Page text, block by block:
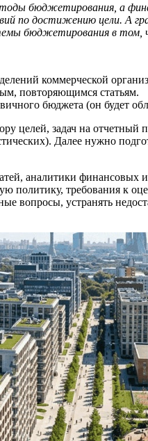
бюджетирования, а
по достижению цели. А
бюджетирования в
коммерческой
повторяющимся статьям.
бюджета (он будет
целей, задач на
Далее нужно
аналитики
политику, требования к
вопросы, устранять